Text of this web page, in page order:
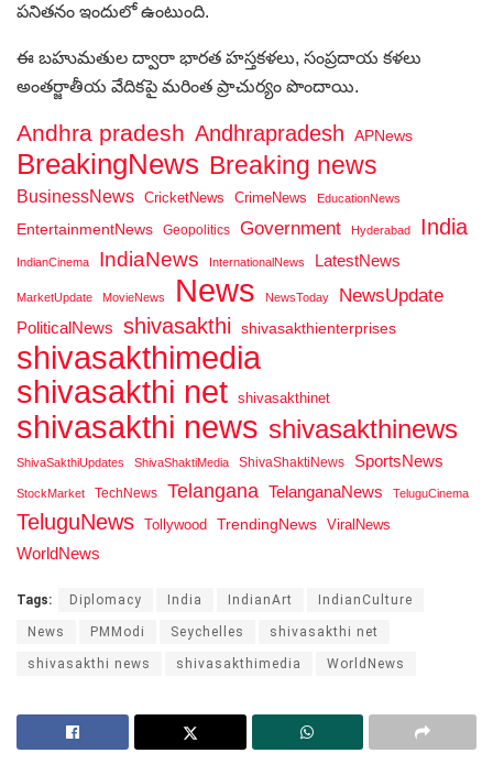
పనితనం ఇందులో ఉంటుంది.
ఈ బహుమతుల ద్వారా భారత హస్తకళలు, సంప్రదాయ కళలు
అంతర్జాతీయ వేదికపై మరింత ప్రాచుర్యం పొందాయి.
Andhra pradesh Andhrapradesh APNews
BreakingNews Breaking news
BusinessNews CricketNews CrimeNews EducationNews
EntertainmentNews Geopolitics Government Hyderabad India
IndianCinema IndiaNews InternationalNews LatestNews
MarketUpdate MovieNews News NewsToday NewsUpdate
PoliticalNews shivasakthi shivasakthienterprises
shivasakthimedia
shivasakthi net shivasakthinet
shivasakthi news shivasakthinews
ShivaSakthiUpdates ShivaShaktiMedia ShivaShaktiNews SportsNews
StockMarket TechNews Telangana TelanganaNews TeluguCinema
TeluguNews Tollywood TrendingNews ViralNews
WorldNews
Tags: Diplomacy India IndianArt IndianCulture
News PMModi Seychelles shivasakthi net
shivasakthi news shivasakthimedia WorldNews